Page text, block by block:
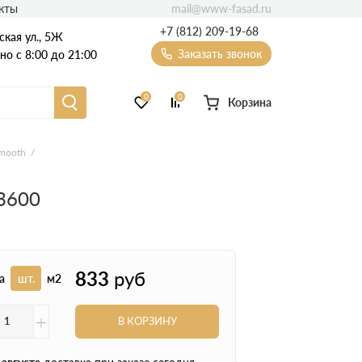
ул., 5Ж
с 8:00 до 21:00
+7 (812) 209-19-68
Заказать звонок
0 0 Корзина
mail@www-fasad.ru
шт. м2 833 руб
+ В КОРЗИНУ